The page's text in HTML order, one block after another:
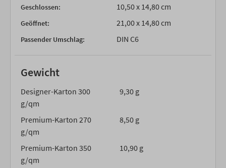
Geschlossen: 10,50 x 14,80 cm
Geöffnet: 21,00 x 14,80 cm
Passender Umschlag: DIN C6
Gewicht
Designer-Karton 300
g/qm
9,30 g
Premium-Karton 270
g/qm
8,50 g
Premium-Karton 350
g/qm
10,90 g